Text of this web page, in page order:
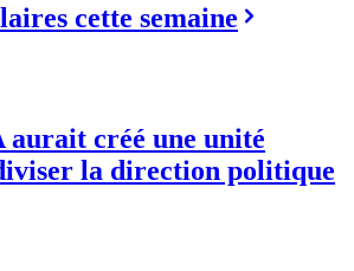
cette semaine
aurait créé une unité
la direction politique